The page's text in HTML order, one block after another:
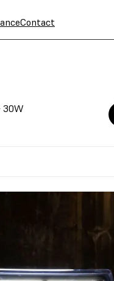
Contact
30W